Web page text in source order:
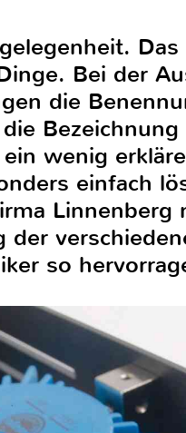
Bei der
die
wenig
einfach
Linnenberg
so